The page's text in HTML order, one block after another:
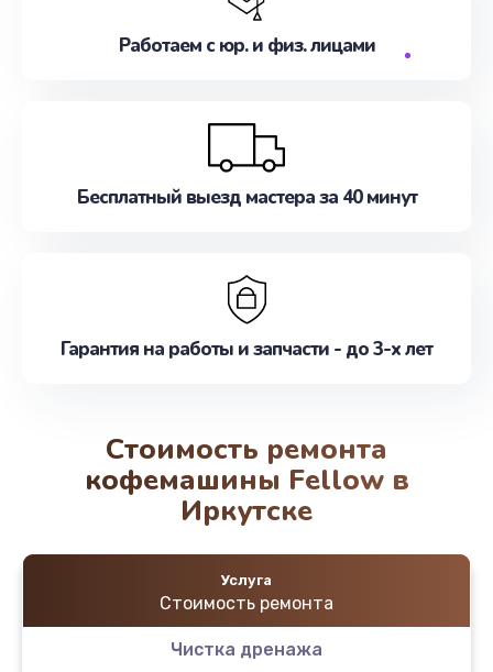
Работаем с юр. и физ. лицами
Бесплатный выезд мастера за 40 минут
Гарантия на работы и запчасти - до 3-х лет
Стоимость ремонта
кофемашины Fellow в
Иркутске
Услуга
Стоимость ремонта
Чистка дренажа